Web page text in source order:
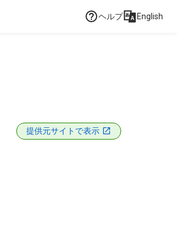
ヘルプ English
提供元サイトで表示